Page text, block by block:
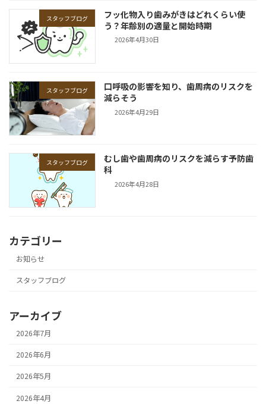
スタッフブログ
フッ化物入り歯みがきはどれくらい使
う？年齢別の適量と開始時期
2026年4月30日
スタッフブログ
口呼吸の影響を知り、歯周病のリスクを
減らそう
2026年4月29日
スタッフブログ
むし歯や歯周病のリスクを減らす予防歯
科
2026年4月28日
カテゴリー
お知らせ
スタッフブログ
アーカイブ
2026年7月
2026年6月
2026年5月
2026年4月